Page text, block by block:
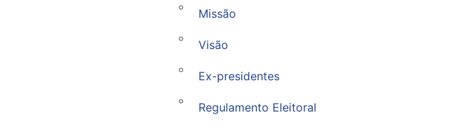
Missão
Visão
Ex-presidentes
Regulamento Eleitoral